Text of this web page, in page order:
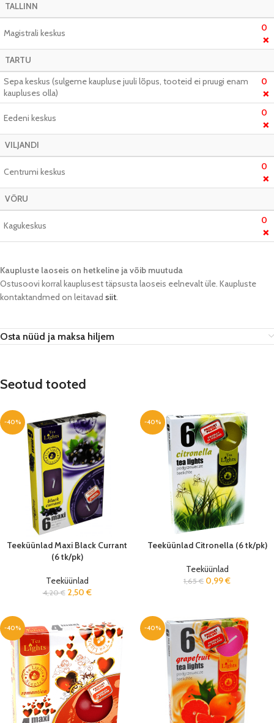
TALLINN
Magistrali keskus 0
❌
TARTU
Sepa keskus (sulgeme kaupluse juuli lõpus, tooteid ei pruugi enam
kaupluses olla)
0
❌
Eedeni keskus 0
❌
VILJANDI
Centrumi keskus 0
❌
VÕRU
Kagukeskus 0
❌
Kaupluste laoseis on hetkeline ja võib muutuda​
Ostusoovi korral kauplusest täpsusta laoseis eelnevalt üle. Kaupluste
kontaktandmed on leitavad siit.
Osta nüüd ja maksa hiljem
Seotud tooted
-40%
Teeküünlad Maxi Black Currant
(6 tk/pk)
Teeküünlad
4,20€ 2,50 €
-40%
Teeküünlad Citronella (6 tk/pk)
Teeküünlad
1,65€ 0,99€
-40% -40%